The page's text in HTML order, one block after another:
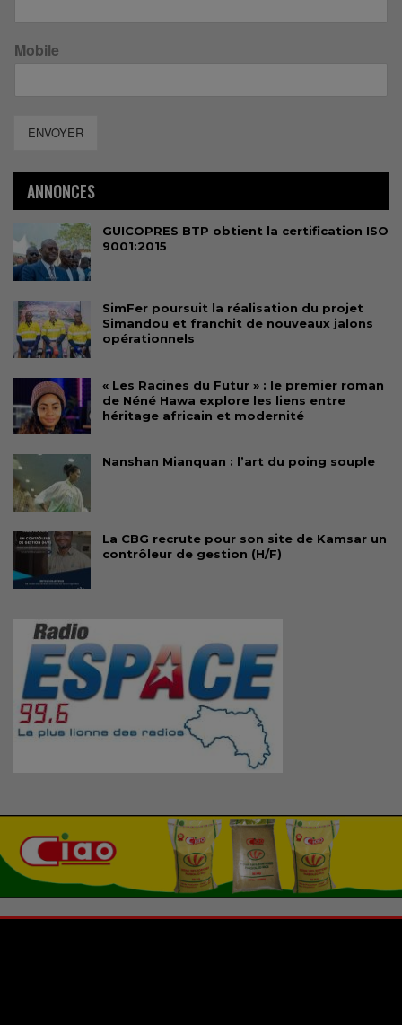
Mobile
ENVOYER
ANNONCES
GUICOPRES BTP obtient la certification ISO
9001:2015
SimFer poursuit la réalisation du projet
Simandou et franchit de nouveaux jalons
opérationnels
« Les Racines du Futur » : le premier roman
de Néné Hawa explore les liens entre
héritage africain et modernité
Nanshan Mianquan : l’art du poing souple
La CBG recrute pour son site de Kamsar un
contrôleur de gestion (H/F)